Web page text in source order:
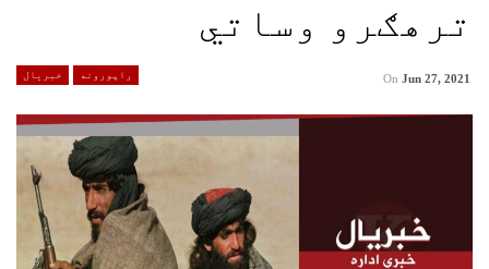
ترهګرو وساتي
راپورونه خبریال On Jun 27, 2021